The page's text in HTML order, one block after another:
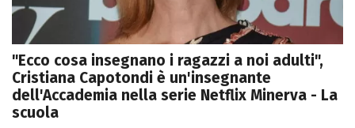
"Ecco cosa insegnano i ragazzi a noi adulti",
Cristiana Capotondi è un'insegnante
dell'Accademia nella serie Netflix Minerva - La
scuola